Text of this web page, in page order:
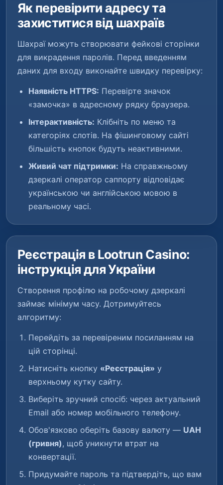
Як перевірити адресу та
захиститися від шахраїв
Шахраї можуть створювати фейкові сторінки
для викрадення паролів. Перед введенням
даних для входу виконайте швидку перевірку:
Наявність HTTPS: Перевірте значок
«замочка» в адресному рядку браузера.
Інтерактивність: Клібніть по меню та
категоріях слотів. На фішинговому сайті
більшість кнопок будуть неактивними.
Живий чат підтримки: На справжньому
дзеркалі оператор саппорту відповідає
українською чи англійською мовою в
реальному часі.
Реєстрація в Lootrun Casino:
інструкція для України
Створення профілю на робочому дзеркалі
займає мінімум часу. Дотримуйтесь
алгоритму:
Перейдіть за перевіреним посиланням на
цій сторінці.
Натисніть кнопку «Реєстрація» у
верхньому кутку сайту.
Виберіть зручний спосіб: через актуальний
Email або номер мобільного телефону.
Обов'язково оберіть базову валюту — UAH
(гривня), щоб уникнути втрат на
конвертації.
Придумайте пароль та підтвердіть, що вам